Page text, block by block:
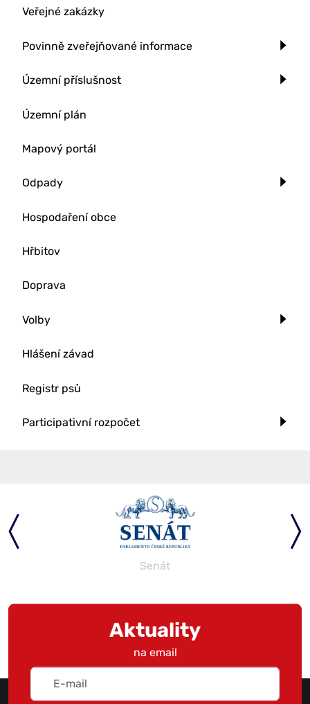
Veřejné zakázky
Povinně zveřejňované informace
Územní příslušnost
Územní plán
Mapový portál
Odpady
Hospodaření obce
Hřbitov
Doprava
Volby
Hlášení závad
Registr psů
Participativní rozpočet
Senát
Aktuality
na email